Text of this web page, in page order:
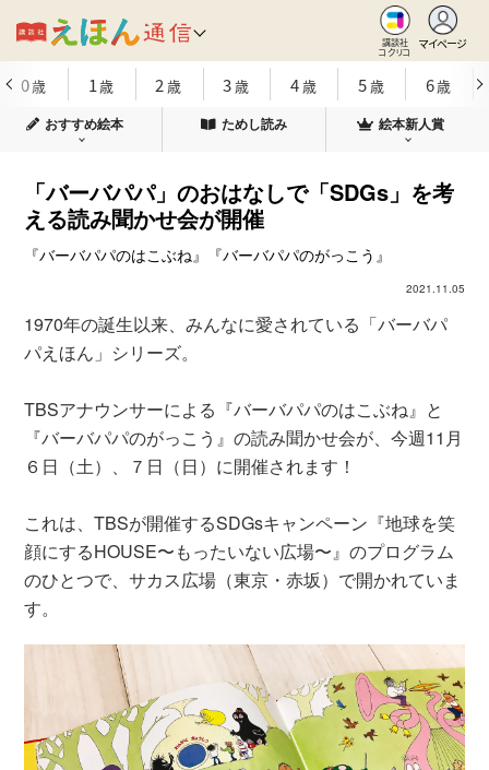
講談社
コクリコ
マイページ
0歳 1歳 2 歳 3歳 4歳 5歳 6歳
おすすめ絵本 ためし読み 絵本新人賞
「バーバパパ」のおはなしで「SDGs」を考
える読み聞かせ会が開催
『バーバパパのはこぶね』『バーバパパのがっこう』
2021.11.05
1970年の誕生以来、みんなに愛されている「バーバパ
パえほん」シリーズ。
TBSアナウンサーによる『バーバパパのはこぶね』と
『バーバパパのがっこう』の読み聞かせ会が、今週11月
６日（土）、７日（日）に開催されます！
これは、TBSが開催するSDGsキャンペーン『地球を笑
顔にするHOUSE〜もったいない広場〜』のプログラム
のひとつで、サカス広場（東京・赤坂）で開かれていま
す。